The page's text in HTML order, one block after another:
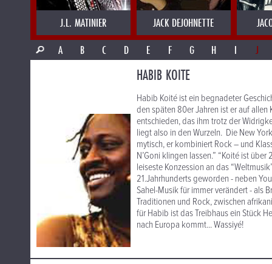
J.L. MATINIER JACK DEJOHNETTE
A
B C D E F G H I J
HABIB KOITE
Habib Koité ist ein begnadeter
den späten 80er Jahren ist er auf
entschieden, das ihm trotz der
liegt also in den Wurzeln. Die New
mytisch, er kombiniert Rock – und
N’Goni klingen lassen.” “Koité ist
leiseste Konzession an das
21.Jahrhunderts geworden - neben
Sahel-Musik für immer verändert - als
Traditionen und Rock, zwischen
für Habib ist das Treibhaus ein Stück
nach Europa kommt... Wassiyé!